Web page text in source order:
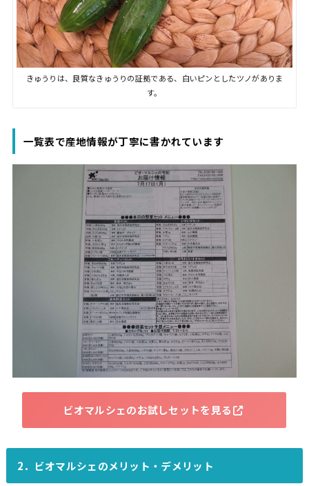
きゅうりは、良質なきゅうりの証拠である、白いピンとしたツノがありま
す。
一覧表で産地情報が丁寧に書かれています
ビオマルシェのお試しセットを見る
2．ビオマルシェのメリット・デメリット